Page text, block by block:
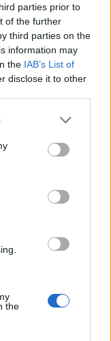
parties prior to
of the further
third parties on the
information may
the IAB’s List of
disclose it to other
or more Google
You may click to
party tags to
in below Google
the
των
τη νυχτερινή
σε